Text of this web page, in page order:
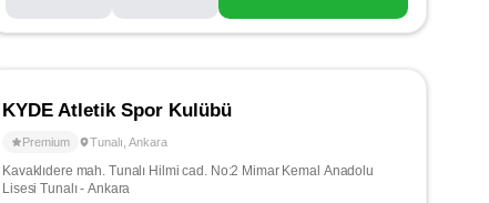
KYDE Atletik Spor Kulübü
Premium Tunalı Ankara
Kavaklıdere mah. Tunalı Hilmi cad. No:2 Mimar Kemal Anadolu
Lisesi Tunalı - Ankara